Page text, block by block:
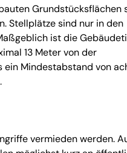
Grundstücksflächen
Stellplätze sind nur in den
ist die
13 Meter von der
ein Mindestabstand von
vermieden werden.